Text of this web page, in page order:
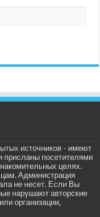
источников - имеют
присланы посетителями
целях.
Администрация
не несет. Если Вы
нарушают авторские
организации,